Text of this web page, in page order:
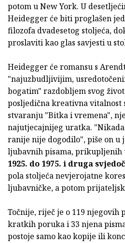
potom u New York. U
Heidegger će biti proglašen
filozofa dvadesetog stoljeća,
proslaviti kao glas savjesti u
Heidegger će romansu s
"najuzbudljivijim,
bogatim" razdobljem svog
posljedična kreativna
stvaranju "Bitka i vremena",
najutjecajnijeg uratka. "Nikada
ranije nije dogodilo", piše on u
ljubavnih pisama, prikupljenih
1925. do 1975. i druga
pola stoljeća nevjerojatne
ljubavničke, a potom
Točnije, riječ je o 119 njegovih
kratkih poruka i 33 njena
postoje samo kao kopije ili